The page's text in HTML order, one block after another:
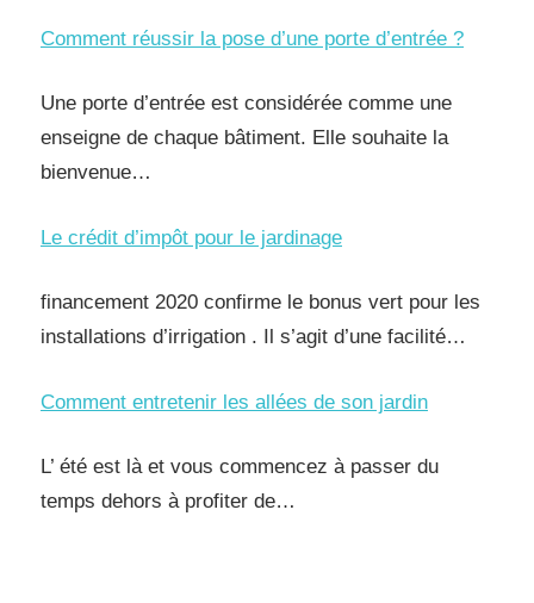
Comment réussir la pose d’une porte d’entrée ?
Une porte d’entrée est considérée comme une
enseigne de chaque bâtiment. Elle souhaite la
bienvenue…
Le crédit d’impôt pour le jardinage
financement 2020 confirme le bonus vert pour les
installations d’irrigation . Il s’agit d’une facilité…
Comment entretenir les allées de son jardin
L’ été est là et vous commencez à passer du
temps dehors à profiter de…